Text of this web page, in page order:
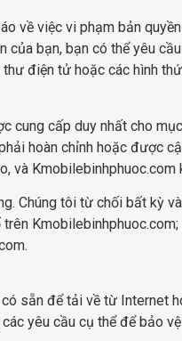
về việc vi phạm bản
bạn, bạn có thể yêu
điện tử hoặc các hình
cấp duy nhất cho
hoàn chỉnh hoặc được
Kmobilebinhphuoc.com
Chúng tôi từ chối bất kỳ
sẵn để tải về từ Internet
yêu cầu cụ thể để bảo